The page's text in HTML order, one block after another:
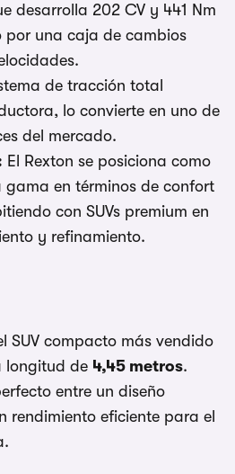
desarrolla 202 CV y 441 Nm
por una caja de cambios
de tracción total
lo convierte en uno de
del mercado.
El Rexton se posiciona como
gama en términos de confort
con SUVs premium en
y refinamiento.
SUV compacto más vendido
longitud de 4,45 metros.
entre un diseño
rendimiento eficiente para el